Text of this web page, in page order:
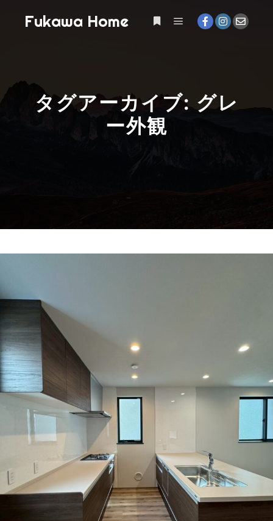
Fukawa Home
タグアーカイブ: グレ
ー外観